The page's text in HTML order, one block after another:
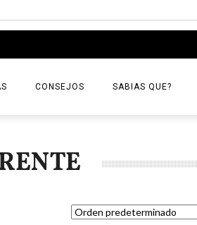
CONSEJOS SABIAS QUE?